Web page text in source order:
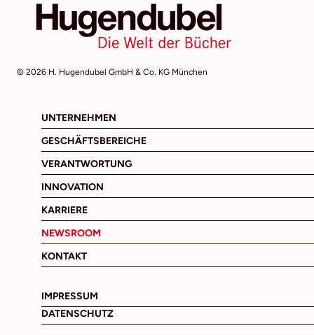
© 2026 H. Hugendubel GmbH & Co. KG München
UNTERNEHMEN
GESCHÄFTSBEREICHE
VERANTWORTUNG
INNOVATION
KARRIERE
NEWSROOM
KONTAKT
IMPRESSUM
DATENSCHUTZ